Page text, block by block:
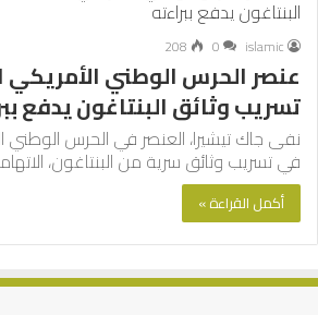
islamic
0
208
عنصر الحرس الوطني
تسريب وثائق البنتاغون يدفع
نفى جاك تيشيرا، العنصر في الحرس الوطني
في تسريب وثائق سرية من البنتاغون،
أكمل القراءة »